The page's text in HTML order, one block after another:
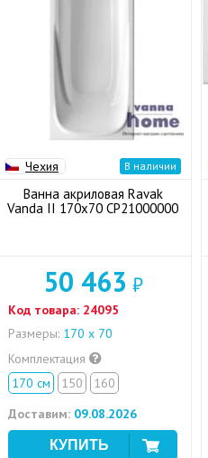
Чехия В наличии
Ванна акриловая Ravak
Vanda II 170x70 CP21000000
50 463 ₽
Код товара: 24095
Размеры: 170 х 70
Комплектация
170 см
150
160
Доставим: 09.08.2026